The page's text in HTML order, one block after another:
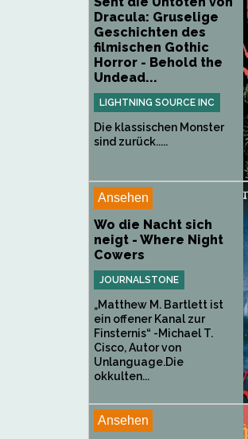
Dracula: Gruselige
Geschichten des
filmischen Gothic
Horror - Behold the
Undead...
LIGHTNING SOURCE INC
Die klassischen Monster
sind zurück.....
Ansehen
Wo die Nacht sich
neigt - Where Night
Cowers
JOURNALSTONE
„Matthew M. Bartlett ist
ein offener Kanal zur
Finsternis“ -Michael T.
Cisco, Autor von
Unlanguage.Die
okkulten...
Ansehen